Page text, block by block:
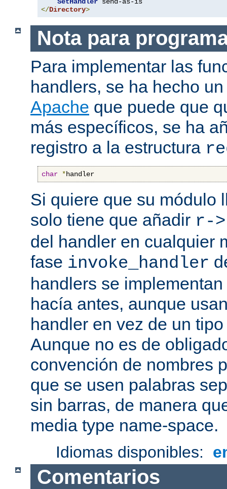
SetHandler
</Directory>
Nota para
Para implementar las
handlers, se ha hecho
Apache que puede que
más específicos, se ha
registro a la estructura
char *handler
Si quiere que su módulo
solo tiene que añadir r-
del handler en cualquier
fase invoke_handler
handlers se
hacía antes, aunque
handler en vez de un
Aunque no es de
convención de nombres
que se usen palabras
sin barras, de manera
media type name-space.
Idiomas disponibles:
Comentarios